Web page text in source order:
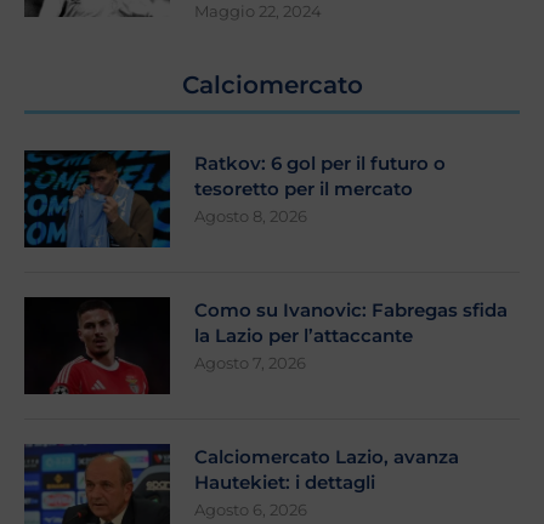
Maggio 22, 2024
Calciomercato
Ratkov: 6 gol per il futuro o
tesoretto per il mercato
Agosto 8, 2026
Como su Ivanovic: Fabregas sfida
la Lazio per l’attaccante
Agosto 7, 2026
Calciomercato Lazio, avanza
Hautekiet: i dettagli
Agosto 6, 2026